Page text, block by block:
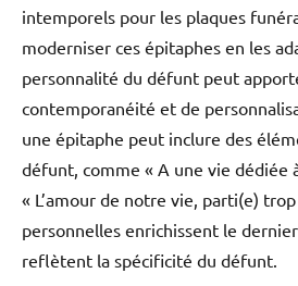
intemporels pour les plaques
moderniser ces épitaphes en les
personnalité du défunt peut
contemporanéité et de
une épitaphe peut inclure des
défunt, comme « A une vie dédiée
« L’amour de notre vie, parti(e)
personnelles enrichissent le
reflètent la spécificité du défunt.